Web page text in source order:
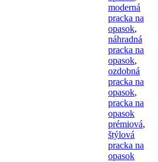
moderná
pracka na
opasok,
náhradná
pracka na
opasok,
ozdobná
pracka na
opasok,
pracka na
opasok
prémiová,
štýlová
pracka na
opasok